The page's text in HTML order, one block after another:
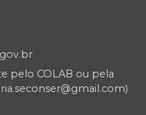
pelo COLAB ou pela